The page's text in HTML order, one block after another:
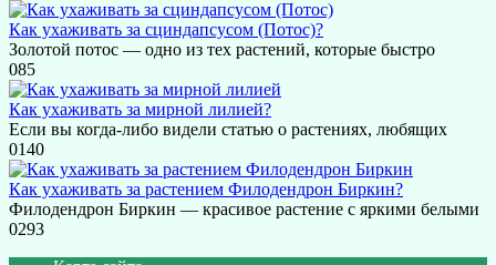
Как ухаживать за cциндапсусом (Потос)?
Золотой потос — одно из тех растений, которые быстро
085
Как ухаживать за мирной лилией?
Если вы когда-либо видели статью о растениях, любящих
0140
Как ухаживать за растением Филодендрон Биркин?
Филодендрон Биркин — красивое растение с яркими белыми
0293